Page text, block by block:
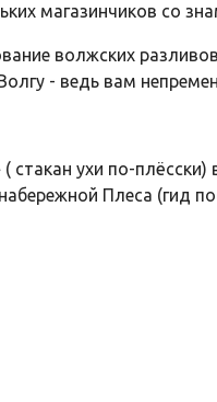
магазинчиков со
волжских
- ведь вам
ухи по-плёсски)
Плеса (гид